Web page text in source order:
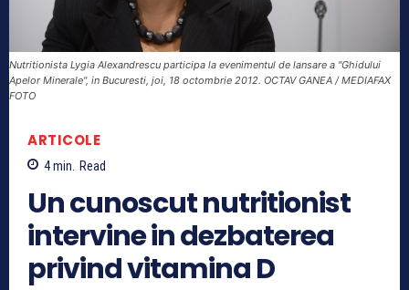
Nutritionista Lygia Alexandrescu participa la evenimentul de lansare a "Ghidului
Apelor Minerale", in Bucuresti, joi, 18 octombrie 2012. OCTAV GANEA / MEDIAFAX
FOTO
ARTICOLE
4min. Read
Un cunoscut nutritionist
intervine in dezbaterea
privind vitamina D